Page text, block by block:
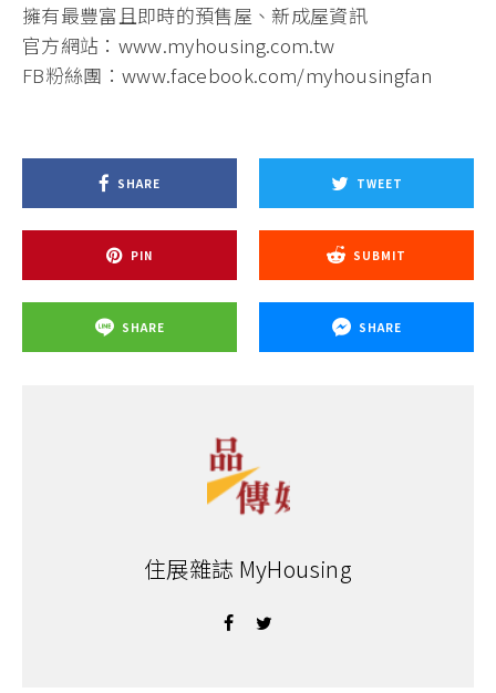
擁有最豐富且即時的預售屋、新成屋資訊
官方網站： www.myhousing.com.tw
FB粉絲團：www.facebook.com/myhousingfan
SHARE TWEET
PIN SUBMIT
SHARE SHARE
住展雜誌 MyHousing